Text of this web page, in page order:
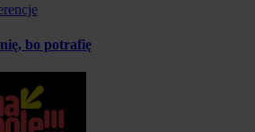
bo potrafię